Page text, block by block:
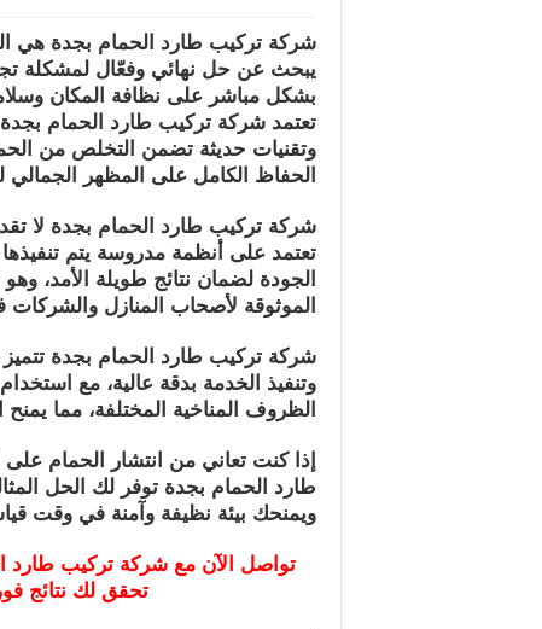
شركة تركيب طارد الحمام بجدة هي
يبحث عن حل نهائي وفعّال لمشكلة
بشكل مباشر على نظافة المكان
تعتمد شركة تركيب طارد الحمام
وتقنيات حديثة تضمن التخلص من
الحفاظ الكامل على المظهر الجمالي
شركة تركيب طارد الحمام بجدة لا
تعتمد على أنظمة مدروسة يتم
الجودة لضمان نتائج طويلة الأمد، وهو
الموثوقة لأصحاب المنازل
شركة تركيب طارد الحمام بجدة تتميز
وتنفيذ الخدمة بدقة عالية، مع
الظروف المناخية المختلفة، مما
إذا كنت تعاني من انتشار الحمام
طارد الحمام بجدة توفر لك الحل
ويمنحك بيئة نظيفة وآمنة في وقت
تواصل الآن مع شركة تركيب طارد
تحقق لك نتائج